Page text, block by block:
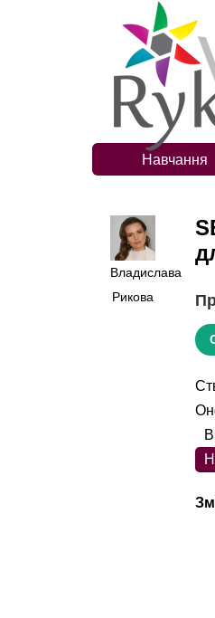
Навчання
Владислава
Рикова